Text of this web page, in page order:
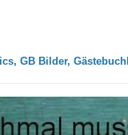
GB Bilder,